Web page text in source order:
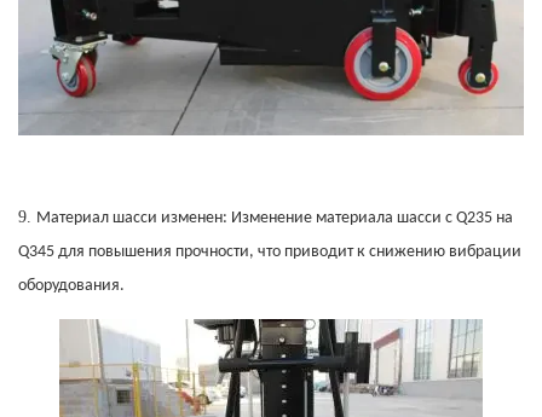
9. Материал шасси изменен: Изменение материала шасси с Q235 на
Q345 для повышения прочности, что приводит к снижению вибрации
оборудования.